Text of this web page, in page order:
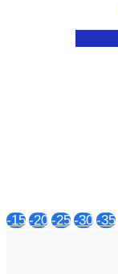
-15 -20 -25 -30 -35